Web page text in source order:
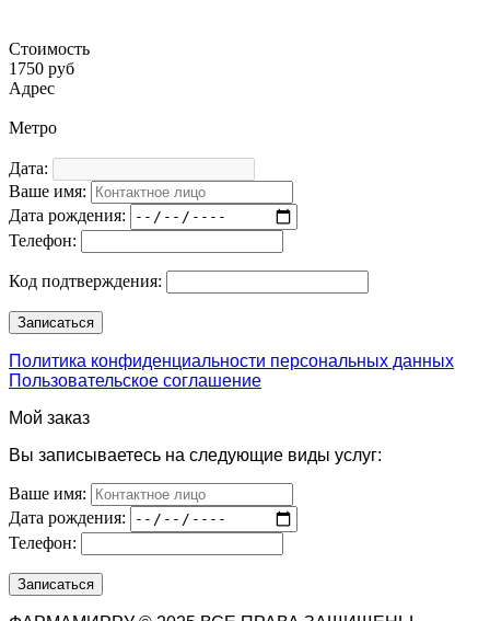
Стоимость
1750 руб
Адрес
Метро
Дата:
Ваше имя:
Дата рождения:
Телефон:
Код подтверждения:
Политика конфиденциальности персональных данных
Пользовательское соглашение
Мой заказ
Вы записываетесь на следующие виды услуг:
Ваше имя:
Дата рождения:
Телефон: